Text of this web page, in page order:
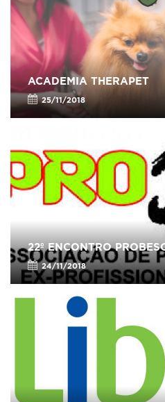
ACADEMIA THERAPET
25/11/2018
22º ENCONTRO
24/11/2018